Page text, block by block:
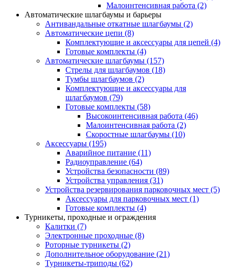
Малоинтенсивная работа (2)
Автоматические шлагбаумы и барьеры
Антивандальные откатные шлагбаумы (2)
Автоматические цепи (8)
Комплектующие и аксессуары для цепей (4)
Готовые комплекты (4)
Автоматические шлагбаумы (157)
Стрелы для шлагбаумов (18)
Тумбы шлагбаумов (2)
Комплектующие и аксессуары для
шлагбаумов (79)
Готовые комплекты (58)
Высокоинтенсивная работа (46)
Малоинтенсивная работа (2)
Скоростные шлагбаумы (10)
Аксессуары (195)
Аварийное питание (11)
Радиоуправление (64)
Устройства безопасности (89)
Устройства управления (31)
Устройства резервирования парковочных мест (5)
Аксессуары для парковочных мест (1)
Готовые комплекты (4)
Турникеты, проходные и ограждения
Калитки (7)
Электронные проходные (8)
Роторные турникеты (2)
Дополнительное оборудование (21)
Турникеты-триподы (62)